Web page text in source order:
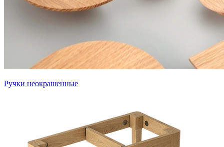
Ручки неокрашенные